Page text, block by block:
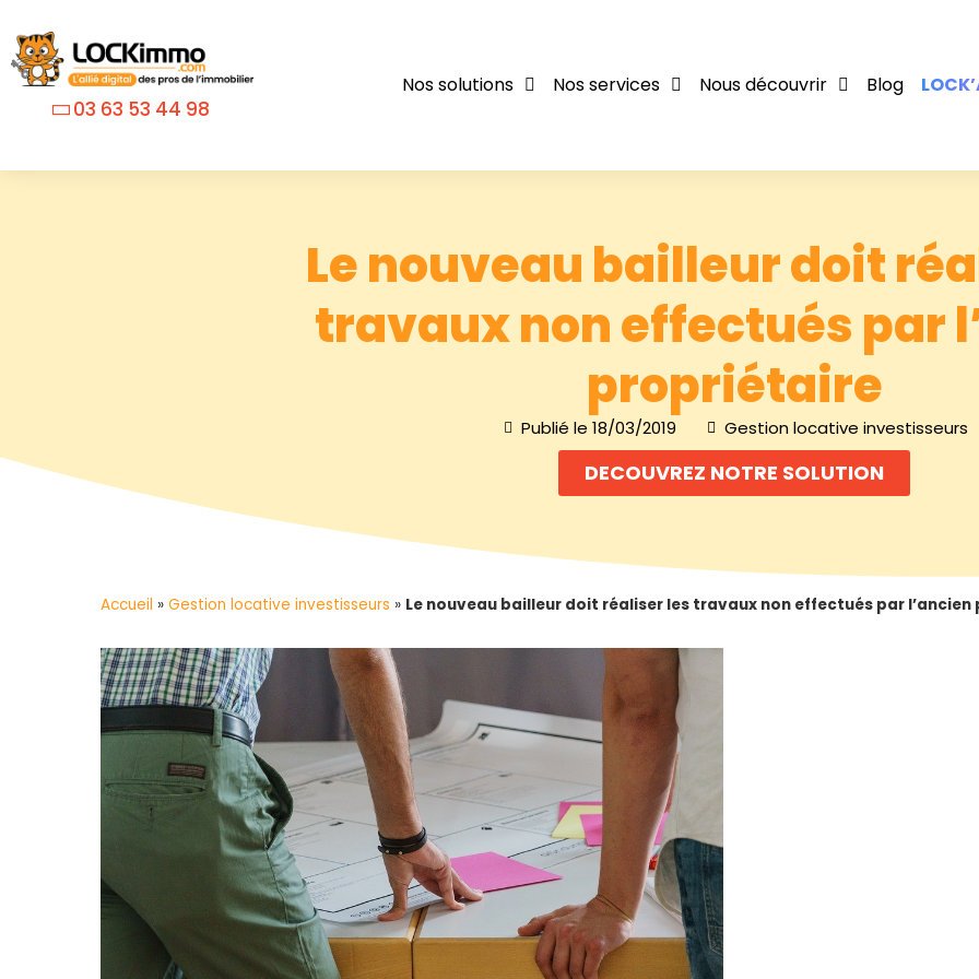
03 63 53 44 98
Nos solutions Nos services Nous découvrir Blog
Le nouveau bailleur doit
travaux non effectués par
propriétaire
Publié le 18/03/2019 Gestion locative investisseurs
DECOUVREZ NOTRE SOLUTION
Accueil » Gestion locative investisseurs » Le nouveau bailleur doit réaliser les travaux non effectués par